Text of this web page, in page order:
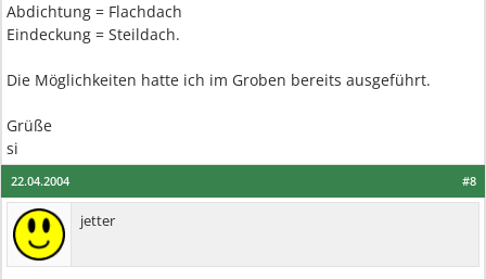
Abdichtung = Flachdach
Eindeckung = Steildach.
Die Möglichkeiten hatte ich im Groben bereits ausgeführt.
Grüße
si
#8
22.04.2004
jetter